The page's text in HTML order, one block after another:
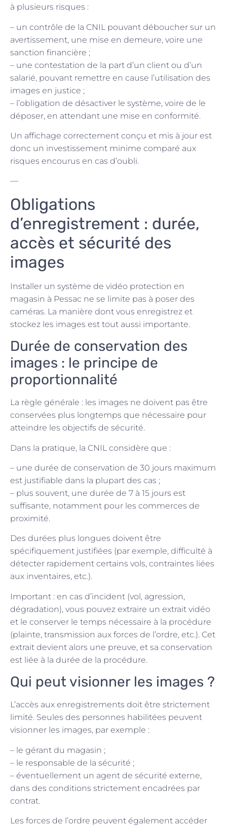
à plusieurs risques :
– un contrôle de la CNIL pouvant déboucher sur un
avertissement, une mise en demeure, voire une
sanction financière ;
– une contestation de la part d’un client ou d’un
salarié, pouvant remettre en cause l’utilisation des
images en justice ;
– l’obligation de désactiver le système, voire de le
déposer, en attendant une mise en conformité.
Un affichage correctement conçu et mis à jour est
donc un investissement minime comparé aux
risques encourus en cas d’oubli.
—
Obligations
d’enregistrement : durée,
accès et sécurité des
images
Installer un système de vidéo protection en
magasin à Pessac ne se limite pas à poser des
caméras. La manière dont vous enregistrez et
stockez les images est tout aussi importante.
Durée de conservation des
images : le principe de
proportionnalité
La règle générale : les images ne doivent pas être
conservées plus longtemps que nécessaire pour
atteindre les objectifs de sécurité.
Dans la pratique, la CNIL considère que :
– une durée de conservation de 30 jours maximum
est justifiable dans la plupart des cas ;
– plus souvent, une durée de 7 à 15 jours est
suffisante, notamment pour les commerces de
proximité.
Des durées plus longues doivent être
spécifiquement justifiées (par exemple, difficulté à
détecter rapidement certains vols, contraintes liées
aux inventaires, etc.).
Important : en cas d’incident (vol, agression,
dégradation), vous pouvez extraire un extrait vidéo
et le conserver le temps nécessaire à la procédure
(plainte, transmission aux forces de l’ordre, etc.). Cet
extrait devient alors une preuve, et sa conservation
est liée à la durée de la procédure.
Qui peut visionner les images ?
L’accès aux enregistrements doit être strictement
limité. Seules des personnes habilitées peuvent
visionner les images, par exemple :
– le gérant du magasin ;
– le responsable de la sécurité ;
– éventuellement un agent de sécurité externe,
dans des conditions strictement encadrées par
contrat.
Les forces de l’ordre peuvent également accéder